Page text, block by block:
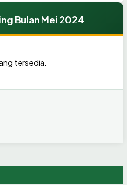
Bulan Mei 2024
tersedia.